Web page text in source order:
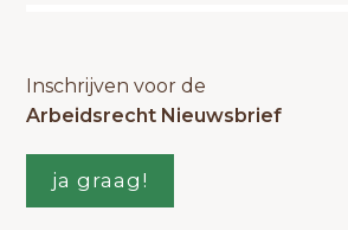
Inschrijven voor de
Arbeidsrecht Nieuwsbrief
ja graag!